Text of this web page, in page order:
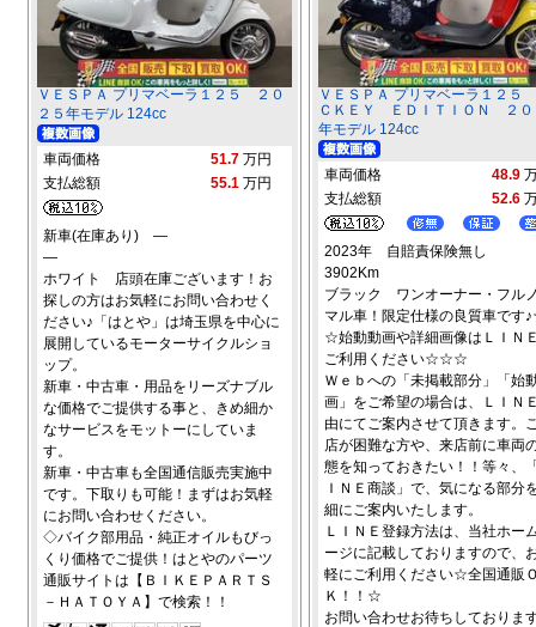
ＶＥＳＰＡ プリマベーラ１２５ ２０
２５年モデル 124cc
車両価格 51.7 万円
支払総額
55.1 万円
新車(在庫あり) ―
―
ホワイト 店頭在庫ございます！お
探しの方はお気軽にお問い合わせく
ださい♪「はとや」は埼玉県を中心に
展開しているモーターサイクルショ
ップ。
新車・中古車・用品をリーズナブル
な価格でご提供する事と、きめ細か
なサービスをモットーにしていま
す。
新車・中古車も全国通信販売実施中
です。下取りも可能！まずはお気軽
にお問い合わせください。
◇バイク部用品・純正オイルもびっ
くり価格でご提供！はとやのパーツ
通販サイトは【ＢＩＫＥＰＡＲＴＳ
－ＨＡＴＯＹＡ】で検索！！
ＶＥＳＰＡ プリマベーラ１２５
ＣＫＥＹ ＥＤＩＴＩＯＮ ２０
年モデル 124cc
車両価格 48.9
支払総額
52.6
2023年 自賠責保険無し
3902Km
ブラック ワンオーナー・フル
マル車！限定仕様の良質車で
☆始動動画や詳細画像はＬＩＮ
ご利用ください☆☆☆
Ｗｅｂへの「未掲載部分」「始
画」をご希望の場合は、ＬＩＮ
由にてご案内させて頂きます。
店が困難な方や、来店前に車両
態を知っておきたい！！等々、
ＩＮＥ商談」で、気になる部分
細にご案内いたします。
ＬＩＮＥ登録方法は、当社ホー
ージに記載しておりますので、
軽にご利用ください☆全国通販
Ｋ！！☆
お問い合わせお待ちしておりま